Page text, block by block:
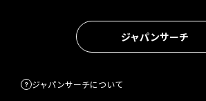
ジャパンサーチ
ジャパンサーチについて